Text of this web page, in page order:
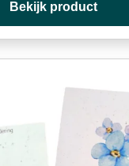
Bekijk product